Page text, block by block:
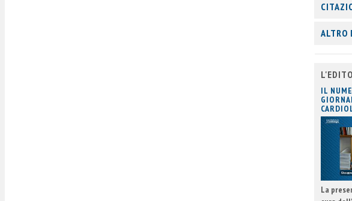
ALTRO
IL
La